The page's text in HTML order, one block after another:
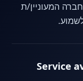
המעוניין/ת
Service